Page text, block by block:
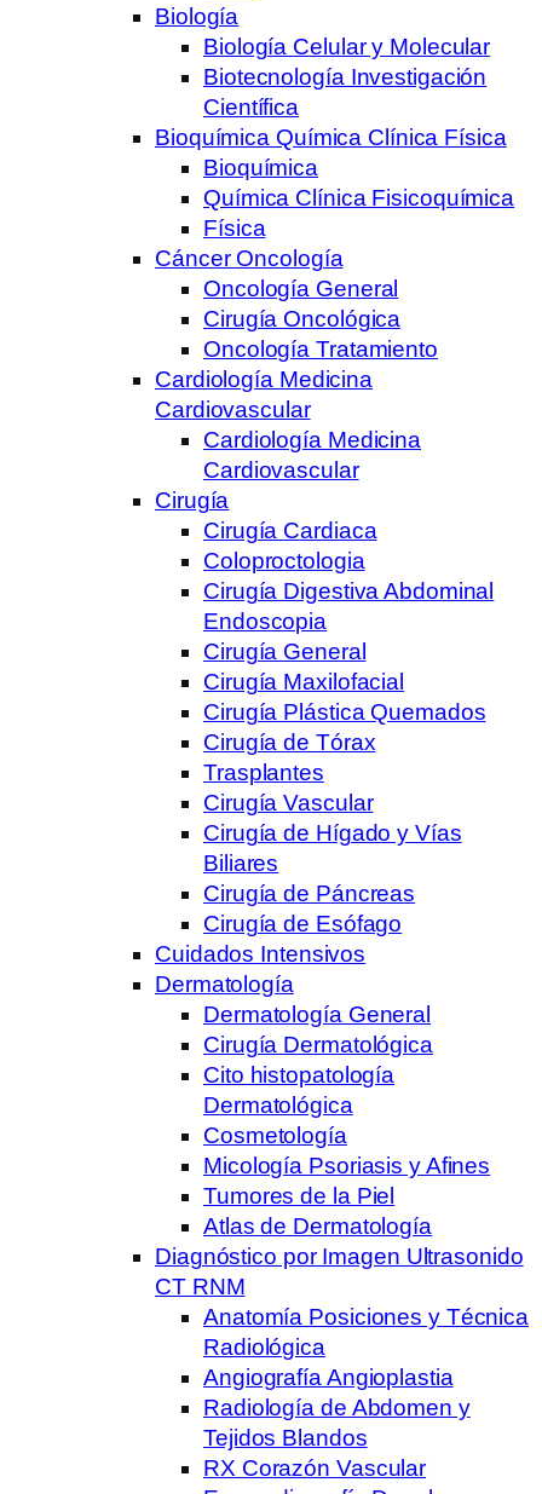
Biología
Biología Celular y Molecular
Biotecnología Investigación
Científica
Bioquímica Química Clínica Física
Bioquímica
Química Clínica Fisicoquímica
Física
Cáncer Oncología
Oncología General
Cirugía Oncológica
Oncología Tratamiento
Cardiología Medicina
Cardiovascular
Cardiología Medicina
Cardiovascular
Cirugía
Cirugía Cardiaca
Coloproctologia
Cirugía Digestiva Abdominal
Endoscopia
Cirugía General
Cirugía Maxilofacial
Cirugía Plástica Quemados
Cirugía de Tórax
Trasplantes
Cirugía Vascular
Cirugía de Hígado y Vías
Biliares
Cirugía de Páncreas
Cirugía de Esófago
Cuidados Intensivos
Dermatología
Dermatología General
Cirugía Dermatológica
Cito histopatología
Dermatológica
Cosmetología
Micología Psoriasis y Afines
Tumores de la Piel
Atlas de Dermatología
Diagnóstico por Imagen Ultrasonido
CT RNM
Anatomía Posiciones y Técnica
Radiológica
Angiografía Angioplastia
Radiología de Abdomen y
Tejidos Blandos
RX Corazón Vascular